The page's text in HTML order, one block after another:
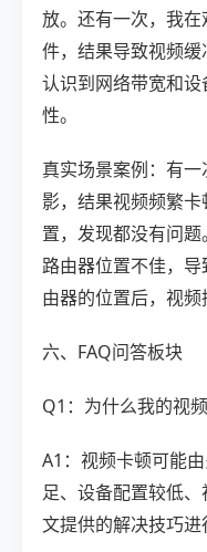
放。还有一次，我
件，结果导致视频
认识到网络带宽和
性。
真实场景案例：有
影，结果视频频繁
置，发现都没有问
路由器位置不佳，
由器的位置后，视频
六、FAQ问答板块
Q1：为什么我的视
A1：视频卡顿可能
足、设备配置较低
文提供的解决技巧进